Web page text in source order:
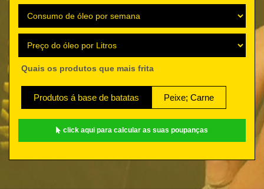
Quais os produtos que mais frita
Produtos á base de batatas Peixe; Carne
click aqui para calcular as suas poupanças